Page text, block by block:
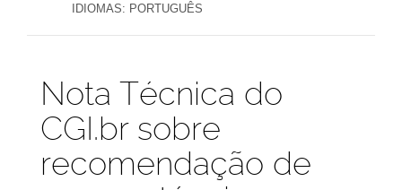
IDIOMAS: PORTUGUÊS
Publicações
Nota Técnica do
CGI.br sobre
recomendação de